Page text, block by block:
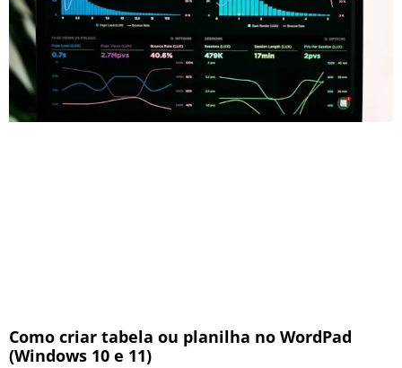
Como criar tabela ou planilha no WordPad
(Windows 10 e 11)